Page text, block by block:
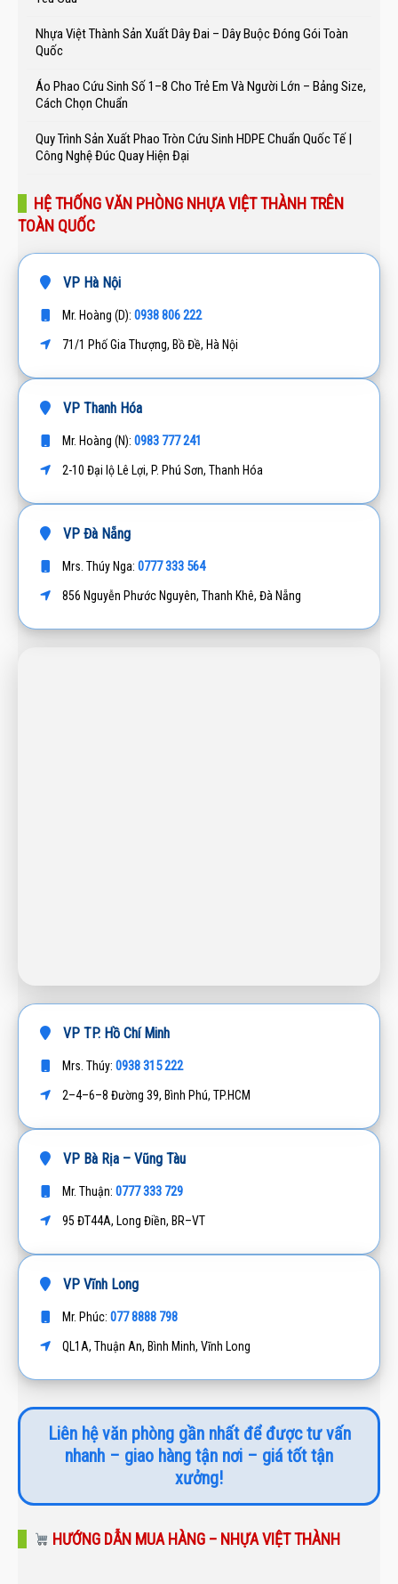
Nhựa Việt Thành Sản Xuất Dây Đai – Dây Buộc Đóng Gói Toàn
Quốc
Áo Phao Cứu Sinh Số 1–8 Cho Trẻ Em Và Người Lớn – Bảng Size,
Cách Chọn Chuẩn
Quy Trình Sản Xuất Phao Tròn Cứu Sinh HDPE Chuẩn Quốc Tế |
Công Nghệ Đúc Quay Hiện Đại
HỆ THỐNG VĂN PHÒNG NHỰA VIỆT THÀNH TRÊN
TOÀN QUỐC
VP Hà Nội
Mr. Hoàng (D): 0938 806 222
71/1 Phố Gia Thượng, Bồ Đề, Hà Nội
VP Thanh Hóa
Mr. Hoàng (N): 0983 777 241
2-10 Đại lộ Lê Lợi, P. Phú Sơn, Thanh Hóa
VP Đà Nẵng
Mrs. Thúy Nga: 0777 333 564
856 Nguyễn Phước Nguyên, Thanh Khê, Đà Nẵng
VP TP. Hồ Chí Minh
Mrs. Thúy: 0938 315 222
2–4–6–8 Đường 39, Bình Phú, TP.HCM
VP Bà Rịa – Vũng Tàu
Mr. Thuận: 0777 333 729
95 ĐT44A, Long Điền, BR–VT
VP Vĩnh Long
Mr. Phúc: 077 8888 798
QL1A, Thuận An, Bình Minh, Vĩnh Long
Liên hệ văn phòng gần nhất để được tư vấn
nhanh – giao hàng tận nơi – giá tốt tận
xưởng!
HƯỚNG DẪN MUA HÀNG – NHỰA VIỆT THÀNH